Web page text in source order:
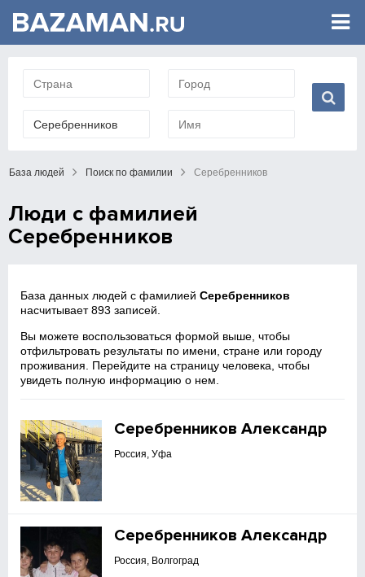
База людей Поиск по фамилии Серебренников
Люди с фамилией
Серебренников
База данных людей с фамилиейСеребренников
насчитывает 893 записей.
Вы можете воспользоваться формой выше, чтобы
отфильтровать результаты по имени, стране или городу
проживания. Перейдите на страницу человека, чтобы
увидеть полную информацию о нем.
Серебренников Александр
Россия, Уфа
Серебренников Александр
Россия, Волгоград